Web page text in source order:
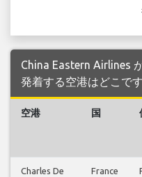
China Eastern Airlines
発着する空港はどこで
空港 国
Charles De
France